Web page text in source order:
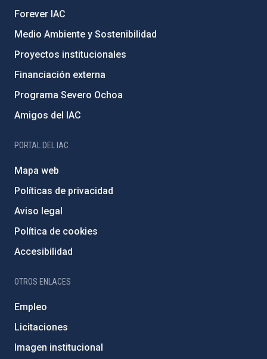
Forever IAC
Medio Ambiente y Sostenibilidad
Proyectos institucionales
Financiación externa
Programa Severo Ochoa
Amigos del IAC
PORTAL DEL IAC
Mapa web
Políticas de privacidad
Aviso legal
Política de cookies
Accesibilidad
OTROS ENLACES
Empleo
Licitaciones
Imagen institucional